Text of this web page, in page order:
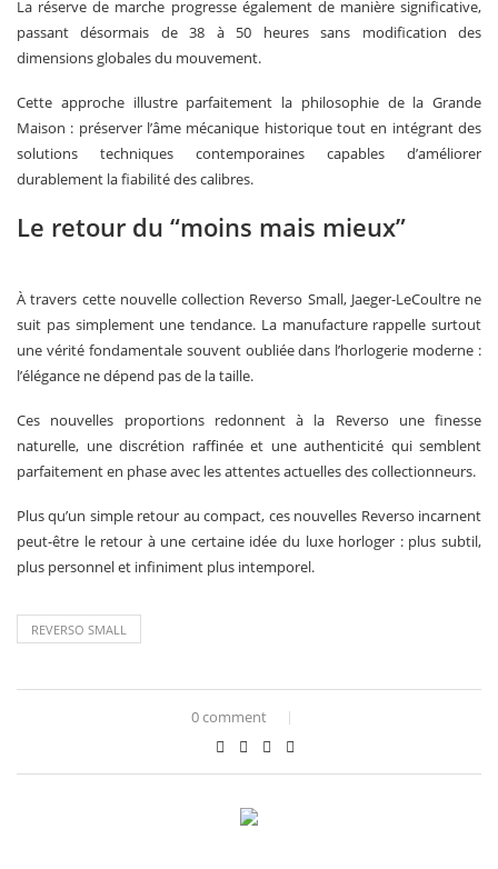
La réserve de marche progresse également de manière significative,
passant désormais de 38 à 50 heures sans modification des
dimensions globales du mouvement.
Cette approche illustre parfaitement la philosophie de la Grande
Maison : préserver l’âme mécanique historique tout en intégrant des
solutions techniques contemporaines capables d’améliorer
durablement la fiabilité des calibres.
Le retour du “moins mais mieux”
À travers cette nouvelle collection Reverso Small, Jaeger-LeCoultre ne
suit pas simplement une tendance. La manufacture rappelle surtout
une vérité fondamentale souvent oubliée dans l’horlogerie moderne :
l’élégance ne dépend pas de la taille.
Ces nouvelles proportions redonnent à la Reverso une finesse
naturelle, une discrétion raffinée et une authenticité qui semblent
parfaitement en phase avec les attentes actuelles des collectionneurs.
Plus qu’un simple retour au compact, ces nouvelles Reverso incarnent
peut-être le retour à une certaine idée du luxe horloger : plus subtil,
plus personnel et infiniment plus intemporel.
REVERSO SMALL
0 comment